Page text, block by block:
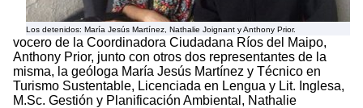
Los detenidos: María Jesús Martínez, Nathalie Joignant y Anthony Prior.
vocero de la Coordinadora Ciudadana Ríos del Maipo,
Anthony Prior, junto con otros dos representantes de la
misma, la geóloga María Jesús Martínez y Técnico en
Turismo Sustentable, Licenciada en Lengua y Lit. Inglesa,
M.Sc. Gestión y Planificación Ambiental, Nathalie